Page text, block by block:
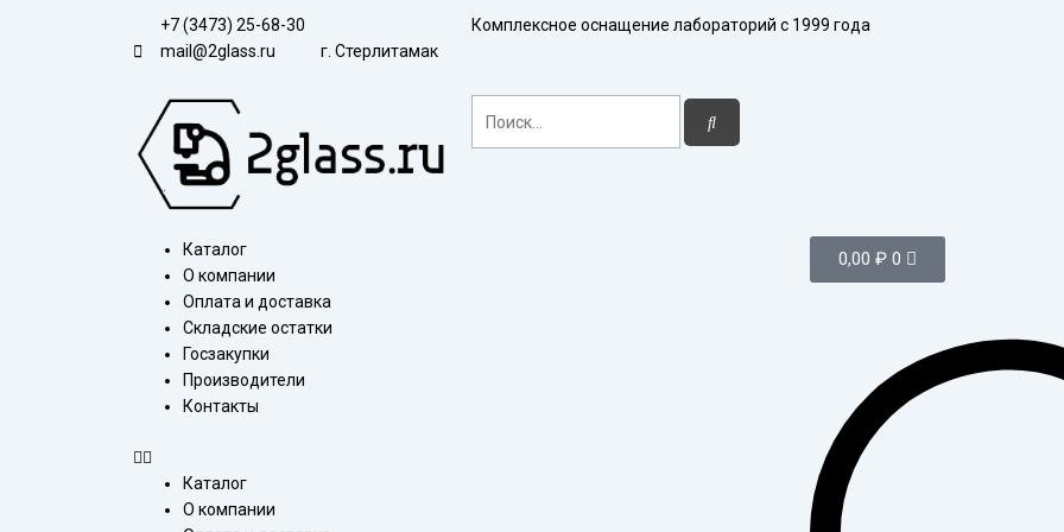
+7 (3473) 25-68-30
mail@2glass.ru
г. Стерлитамак
Комплексное оснащение лабораторий с 1999 года
Поиск
Каталог
О компании
Оплата и доставка
Складские остатки
Госзакупки
Производители
Контакты
Меню
Каталог
О компании
0,00 ₽ 0
Корзина